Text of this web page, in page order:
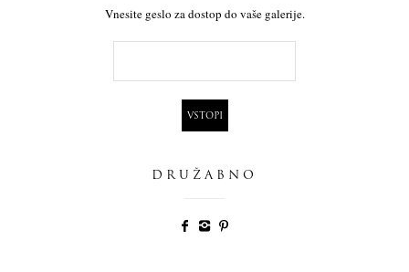
Vnesite geslo za dostop do vaše galerije.
DRUŽABNO